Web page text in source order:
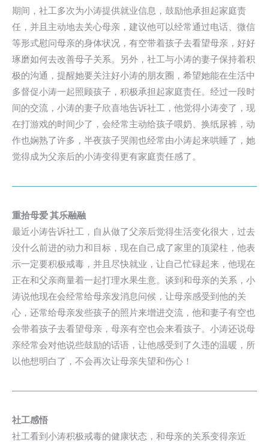
期间，社工多次为小涛提供就业信息，鼓励他承担起家庭责
任，并且主动地去关心母亲，建议他可以经常通过电话、微信
等形式慰问母亲的身体状况，有空带着孩子去看望母亲，好好
琢磨如何去改善母子关系。另外，社工与小涛的妻子保持着积
极的沟通，提醒她要关注好小涛的朋友圈，希望她能在生活中
多督促小涛一起照顾孩子，积极承担起家庭责任。经过一段时
间的交流，小涛的妻子欣喜地告诉社工，他觉得小涛变了，现
在打游戏的时间少了，会经常主动给孩子喂奶、换纸尿裤，动
作也娴熟了许多，半夜孩子哭闹也经常由小涛起来哄睡了，她
觉得成为父亲后的小涛变得更有家庭责任感了。
重拾母爱 其乐融融
最近小涛告诉社工，自从做了父亲后觉得生活变化很大，过去
没什么前进的动力和目标，现在自己成了家里的顶梁柱，他表
示一定要积极戒毒，并且尽快就业，让自己忙碌起来，他现在
正在和父亲商量着一起打理水果生意。谈到和母亲的关系，小
涛说他现在会经常给母亲发消息问候，让母亲感受到他的关
心，还常给母亲发些孩子的照片来增进交流，他和妻子有空也
会带着孩子去看望母亲，母亲有空也会来看孩子。小涛还说母
亲经常会对他说些鼓励的话语，让他感受到了久违的温暖，所
以他想明白了，不会再次让母亲失望和伤心！
社工感悟
社工看到小涛积极戒毒的健康状态，和母亲的关系变得亲近